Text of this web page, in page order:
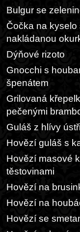
Bulgur se
Čočka na
nakládanou
Dýňové rizoto
Gnocchi s
špenátem
Grilovaná
pečenými
Guláš z hlívy
Hovězí guláš s
Hovězí masové
těstovinami
Hovězí na
Hovězí na
Hovězí se